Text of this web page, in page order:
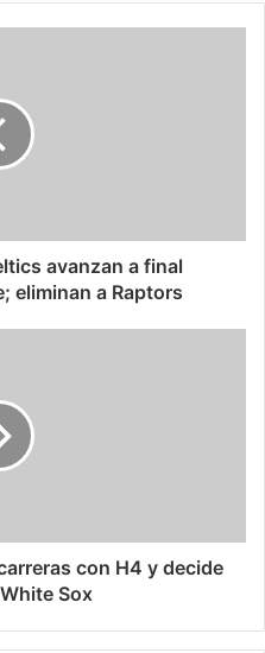
avanzan a final
eliminan a Raptors
con H4 y decide
Sox